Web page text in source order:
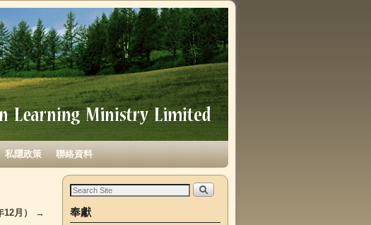
私隱政策 聯絡資料
12月） → 奉獻